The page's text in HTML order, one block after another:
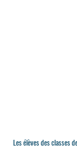
Les élèves des classes